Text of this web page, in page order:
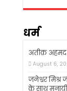
धर्म
अतीक़ अहमद
August 6,
जनेश्वर मिश्र
के साथ मनायी